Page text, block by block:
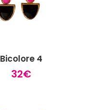
Bicolore 4
32€